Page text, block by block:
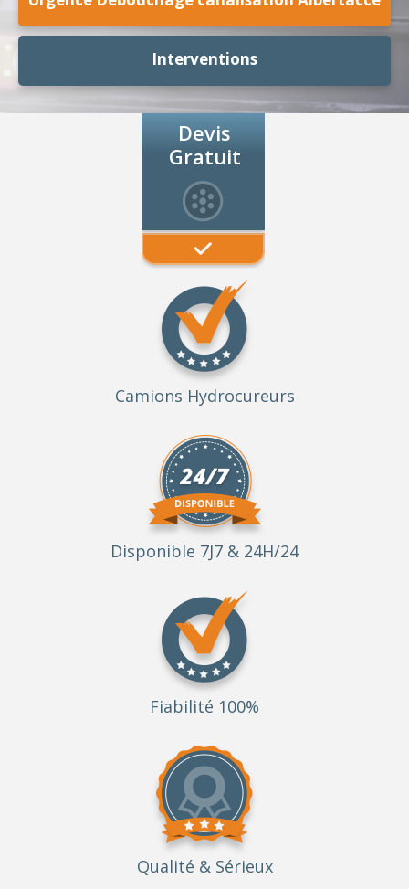
Interventions
Devis
Gratuit
Camions Hydrocureurs
Disponible 7J7 & 24H/24
Fiabilité 100%
Qualité & Sérieux